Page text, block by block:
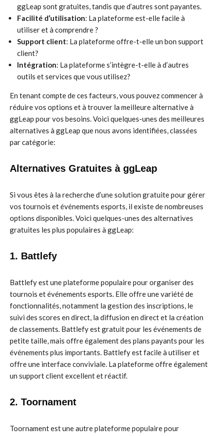
ggLeap sont gratuites, tandis que d’autres sont payantes.
Facilité d’utilisation: La plateforme est-elle facile à
utiliser et à comprendre ?
Support client: La plateforme offre-t-elle un bon support
client?
Intégration: La plateforme s’intègre-t-elle à d’autres
outils et services que vous utilisez?
En tenant compte de ces facteurs, vous pouvez commencer à
réduire vos options et à trouver la meilleure alternative à
ggLeap pour vos besoins. Voici quelques-unes des meilleures
alternatives à ggLeap que nous avons identifiées, classées
par catégorie:
Alternatives Gratuites à ggLeap
Si vous êtes à la recherche d’une solution gratuite pour gérer
vos tournois et événements esports, il existe de nombreuses
options disponibles. Voici quelques-unes des alternatives
gratuites les plus populaires à ggLeap:
1. Battlefy
Battlefy est une plateforme populaire pour organiser des
tournois et événements esports. Elle offre une variété de
fonctionnalités, notamment la gestion des inscriptions, le
suivi des scores en direct, la diffusion en direct et la création
de classements. Battlefy est gratuit pour les événements de
petite taille, mais offre également des plans payants pour les
événements plus importants. Battlefy est facile à utiliser et
offre une interface conviviale. La plateforme offre également
un support client excellent et réactif.
2. Toornament
Toornament est une autre plateforme populaire pour